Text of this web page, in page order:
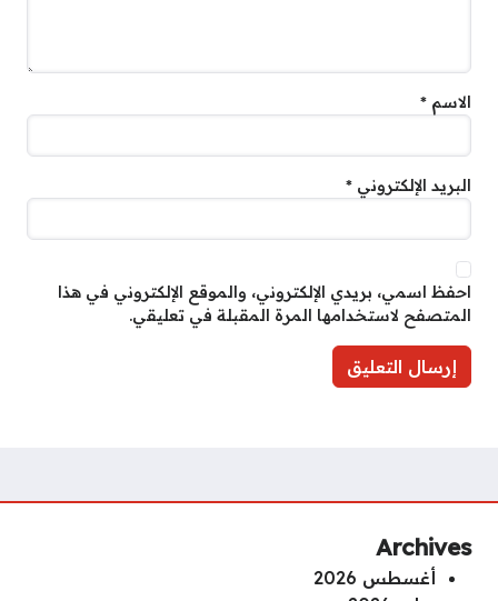
الاسم *
البريد الإلكتروني *
احفظ اسمي، بريدي الإلكتروني، والموقع الإلكتروني في هذا
المتصفح لاستخدامها المرة المقبلة في تعليقي.
Archives
أغسطس 2026